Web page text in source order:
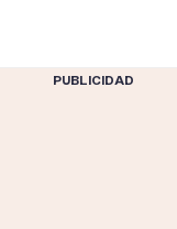
PUBLICIDAD